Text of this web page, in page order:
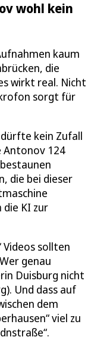
wohl kein
kaum
die
wirkt real. Nicht
sorgt für
dürfte kein Zufall
Antonov 124
die bei dieser
KI zur
Videos sollten
genau
Duisburg nicht
Und dass auf
dem
viel zu